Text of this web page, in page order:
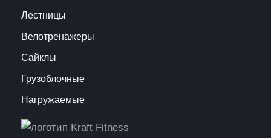
Лестницы
Велотренажеры
Сайклы
Грузоблочные
Нагружаемые